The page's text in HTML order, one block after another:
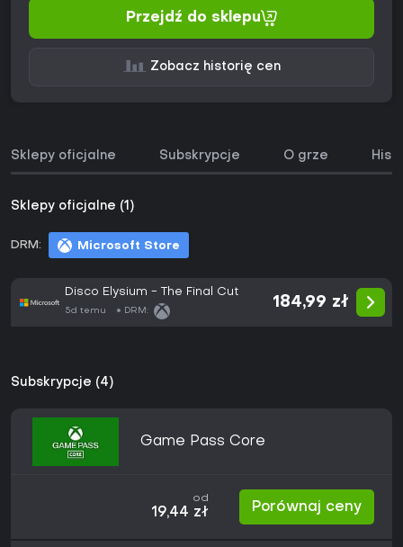
Przejdź do sklepu
Zobacz historię cen
Sklepy oficjalne Subskrypcje O grze
Sklepy oficjalne (1)
DRM: Microsoft Store
Disco Elysium - The Final Cut
5d temu DRM:
184,99 zł
Subskrypcje (4)
Game Pass Core
od
19,44 zł Porównaj ceny